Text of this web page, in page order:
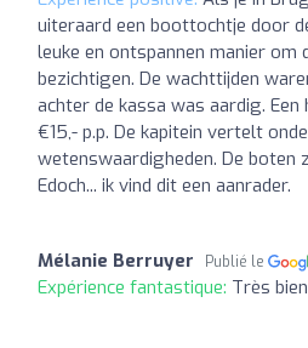
uiteraard een boottochtje door
leuke en ontspannen manier om
bezichtigen. De wachttijden
achter de kassa was aardig.
€15,- p.p. De kapitein vertelt
wetenswaardigheden. De boten
Edoch... ik vind dit een aanrader.
Mélanie Berruyer Publié le
Expérience fantastique: Très